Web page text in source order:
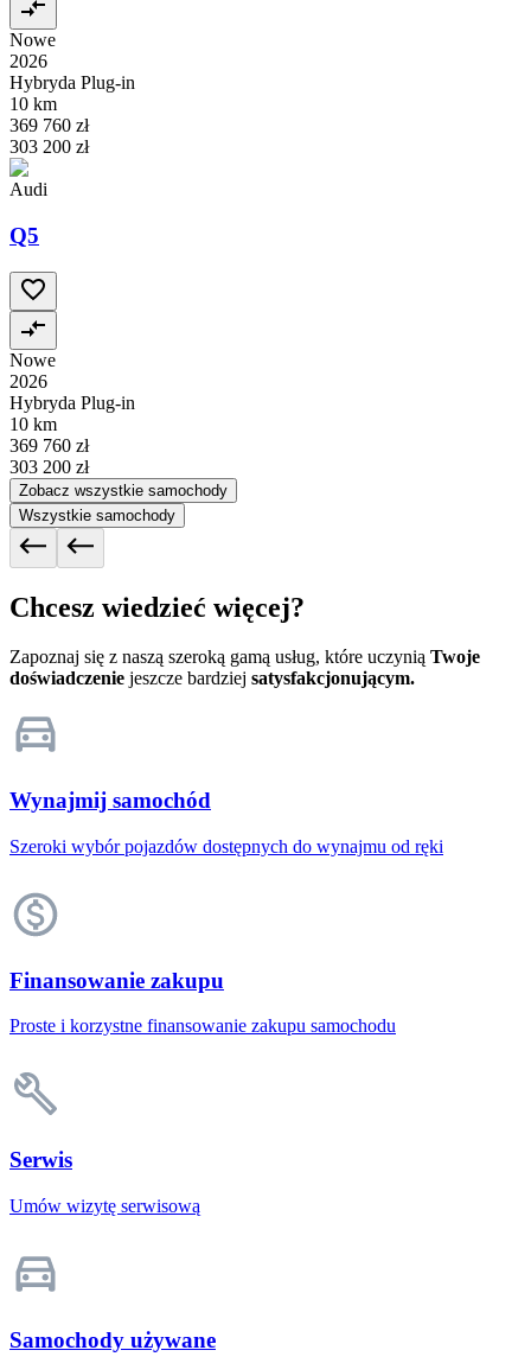
Nowe
2026
Hybryda Plug-in
10 km
369 760 zł
303 200 zł
Audi
Q5
Nowe
2026
Hybryda Plug-in
10 km
369 760 zł
303 200 zł
Zobacz wszystkie samochody
Wszystkie samochody
Chcesz wiedzieć więcej?
Zapoznaj się z naszą szeroką gamą usług, które uczynią Twoje
doświadczenie jeszcze bardziej satysfakcjonującym.
Wynajmij samochód
Szeroki wybór pojazdów dostępnych do wynajmu od ręki
Finansowanie zakupu
Proste i korzystne finansowanie zakupu samochodu
Serwis
Umów wizytę serwisową
Samochody używane